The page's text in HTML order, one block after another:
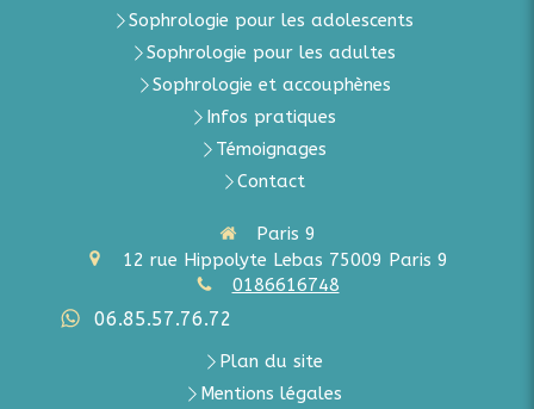
Sophrologie pour les adolescents
Sophrologie pour les adultes
Sophrologie et accouphènes
Infos pratiques
Témoignages
Contact
Paris 9
12 rue Hippolyte Lebas 75009 Paris 9
0186616748
06.85.57.76.72
Plan du site
Mentions légales